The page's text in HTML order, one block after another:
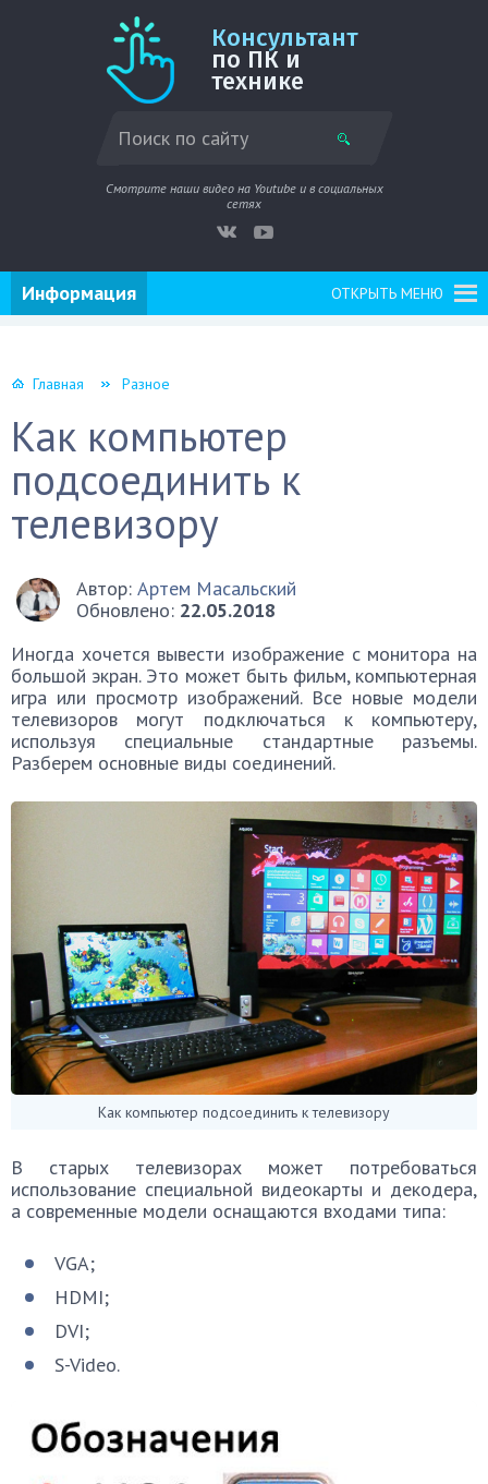
Консультант
по ПК и
технике
Смотрите наши видео на Youtube и в социальных
сетях
ОТКРЫТЬ МЕНЮ
Информация
Главная Разное
Как компьютер
подсоединить к
телевизору
Автор: Артем Масальский
Обновлено: 22.05.2018
Иногда хочется вывести изображение с монитора на
большой экран. Это может быть фильм, компьютерная
игра или просмотр изображений. Все новые модели
телевизоров могут подключаться к компьютеру,
используя специальные стандартные разъемы.
Разберем основные виды соединений.
Как компьютер подсоединить к телевизору
В старых телевизорах может потребоваться
использование специальной видеокарты и декодера,
а современные модели оснащаются входами типа:
VGA;
HDMI;
DVI;
S-Video.